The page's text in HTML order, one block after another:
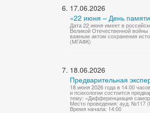
17.06.2026
«22 июня – День
Дата 22 июня имеет в
Великой Отечественной войны
важным актом сохранения
(МГАФК)
18.06.2026
Предварительная
18 июня 2026 года в 14.00
и психологии состоится
тему: «Дифференциация
Место проведения: ауд. №117
Время начала: 14:00